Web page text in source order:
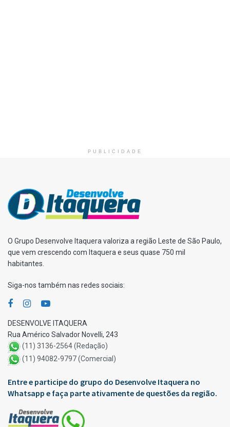
PUBLICIDADE
O Grupo Desenvolve Itaquera valoriza a região Leste de São Paulo,
que vem crescendo com Itaquera e seus quase 750 mil
habitantes.
Siga-nos também nas redes sociais:
DESENVOLVE ITAQUERA
Rua Américo Salvador Novelli, 243
(11) 3136-2564 (Redação)
(11) 94082-9797 (Comercial)
Entre e participe do grupo do Desenvolve Itaquera no
Whatsapp e faça parte ativamente de questões da região.